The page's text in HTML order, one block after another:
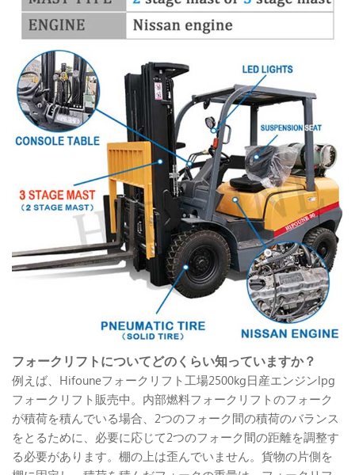
フォークリフトについてどのくらい知っていますか？
例えば、Hifouneフォークリフト工場2500kg日産エンジンlpg
フォークリフト販売中。内部燃料フォークリフトのフォーク
が積荷を積んでいる場合、2つのフォーク間の積荷のバランス
をとるために、必要に応じて2つのフォーク間の距離を調整す
る必要があります。棚の上は歪んでいません。貨物の片側を